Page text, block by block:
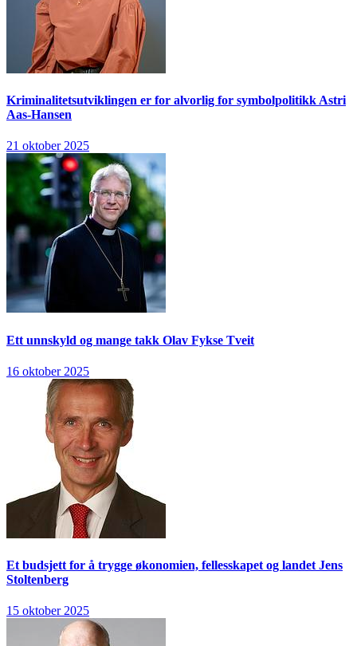
Kriminalitetsutviklingen er for alvorlig for symbolpolitikk Astri
Aas-Hansen
21 oktober 2025
Ett unnskyld og mange takk Olav Fykse Tveit
16 oktober 2025
Et budsjett for å trygge økonomien, fellesskapet og landet Jens
Stoltenberg
15 oktober 2025